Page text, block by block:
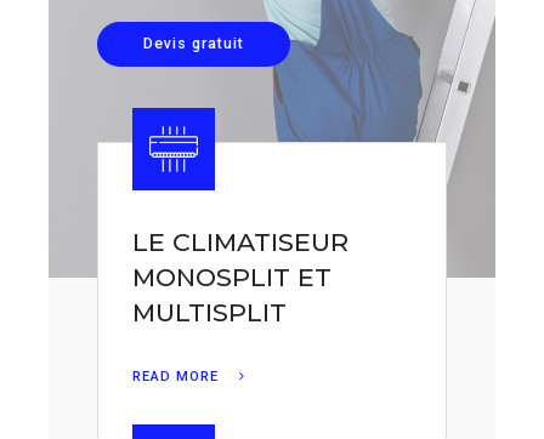
Devis gratuit
LE CLIMATISEUR
MONOSPLIT ET
MULTISPLIT
READ MORE